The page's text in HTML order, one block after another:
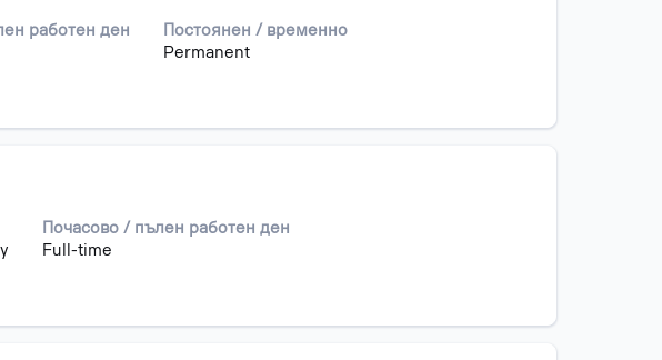
работен ден
Постоянен / временно
Permanent
Почасово / пълен работен ден
Full-time